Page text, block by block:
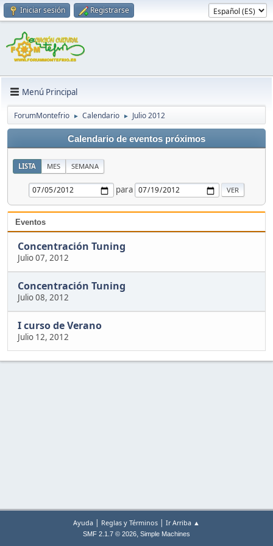
Iniciar sesión Registrarse
Menú Principal
ForumMontefrio ► Calendario ► Julio 2012
Calendario de eventos próximos
LISTA MES SEMANA
para
Eventos
Concentración Tuning
Julio 07, 2012
Concentración Tuning
Julio 08, 2012
I curso de Verano
Julio 12, 2012
Ayuda | Reglas y Términos | Ir Arriba ▲
SMF 2.1.7 © 2026, Simple Machines